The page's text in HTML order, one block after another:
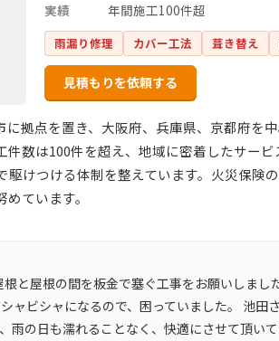
実績
年間施工100件超
雨漏り修理 カバー工法 葺き替え
見積もりを依頼する
拠点を置き、大阪府、兵庫県、京都府を
数は100件を超え、地域に密着したサー
けつける体制を整えています。火災保険
ています。
根と屋根の間を板金で塞ぐ工事をお願いしまし
ャビシャになるので、困っていました。 池田
雨の日も濡れることなく、快適にさせて頂い